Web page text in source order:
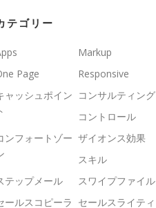
テゴリー
Markup
Page
Responsive
ャッシュポイン コンサルティング
コントロール
ンフォートゾー ザイオンス効果
スキル
テップメール
スワイプファイル
ールスコピーラ セールスライティ